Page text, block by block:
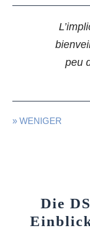
peu
» WENIGER
Die